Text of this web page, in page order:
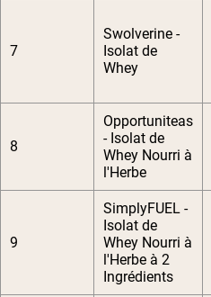
7
Swolverine -
Isolat de
Whey
8
Opportuniteas
- Isolat de
Whey Nourri à
l'Herbe
9
SimplyFUEL -
Isolat de
Whey Nourri à
l'Herbe à 2
Ingrédients